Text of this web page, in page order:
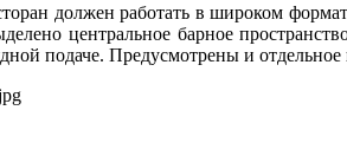
должен работать в широком
центральное барное
подаче. Предусмотрены и отдельное